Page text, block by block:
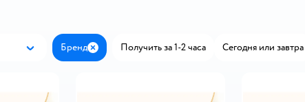
Бренд ЗакрытьПолучить за 1-2 часа Сегодня или завтра